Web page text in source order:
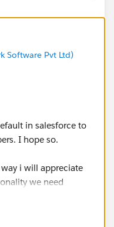
Software Pvt Ltd)
in salesforce to
I hope so.
i will appreciate
we need